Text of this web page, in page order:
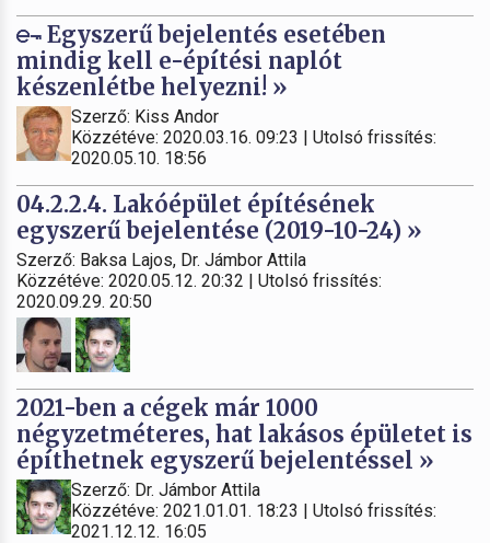
Egyszerű bejelentés esetében
mindig kell e-építési naplót
készenlétbe helyezni! »
Szerző: Kiss Andor
Közzétéve: 2020.03.16. 09:23 | Utolsó frissítés:
2020.05.10. 18:56
04.2.2.4. Lakóépület építésének
egyszerű bejelentése (2019-10-24) »
Szerző: Baksa Lajos, Dr. Jámbor Attila
Közzétéve: 2020.05.12. 20:32 | Utolsó frissítés:
2020.09.29. 20:50
2021-ben a cégek már 1000
négyzetméteres, hat lakásos épületet is
építhetnek egyszerű bejelentéssel »
Szerző: Dr. Jámbor Attila
Közzétéve: 2021.01.01. 18:23 | Utolsó frissítés:
2021.12.12. 16:05